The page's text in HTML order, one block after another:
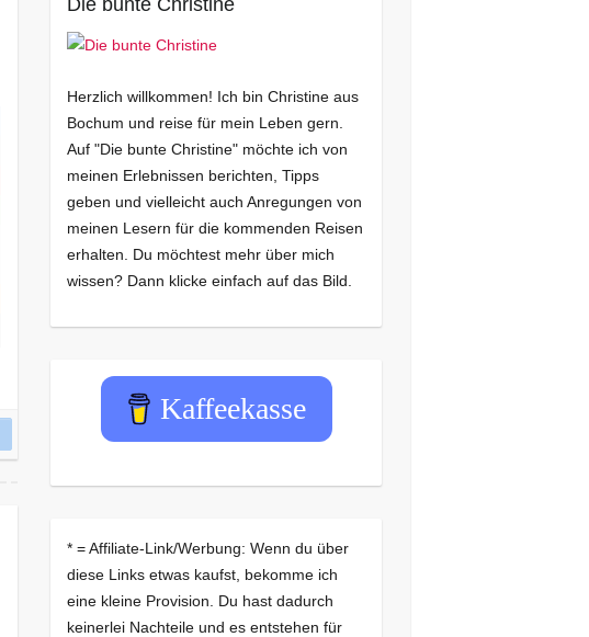
Die bunte Christine
Herzlich willkommen! Ich bin Christine aus
Bochum und reise für mein Leben gern.
Auf "Die bunte Christine" möchte ich von
meinen Erlebnissen berichten, Tipps
geben und vielleicht auch Anregungen von
meinen Lesern für die kommenden Reisen
erhalten. Du möchtest mehr über mich
wissen? Dann klicke einfach auf das Bild.
Kaffeekasse
* = Affiliate-Link/Werbung: Wenn du über
diese Links etwas kaufst, bekomme ich
eine kleine Provision. Du hast dadurch
keinerlei Nachteile und es entstehen für